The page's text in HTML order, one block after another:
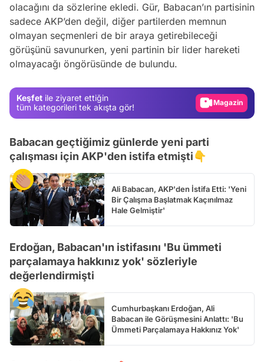
olacağını da sözlerine ekledi. Gür, Babacan’ın partisinin
sadece AKP’den değil, diğer partilerden memnun
olmayan seçmenleri de bir araya getirebileceği
görüşünü savunurken, yeni partinin bir lider hareketi
olmayacağı öngörüsünde de bulundu.
Keşfet ile ziyaret ettiğin
tüm kategorileri tek akışta gör!
Test
Magazin
Video
Babacan geçtiğimiz günlerde yeni parti
çalışması için AKP'den istifa etmişti👇
Ali Babacan, AKP'den İstifa Etti: 'Yeni
Bir Çalışma Başlatmak Kaçınılmaz
Hale Gelmiştir'
Erdoğan, Babacan'ın istifasını 'Bu ümmeti
parçalamaya hakkınız yok' sözleriyle
değerlendirmişti
Cumhurbaşkanı Erdoğan, Ali
Babacan ile Görüşmesini Anlattı: 'Bu
Ümmeti Parçalamaya Hakkınız Yok'